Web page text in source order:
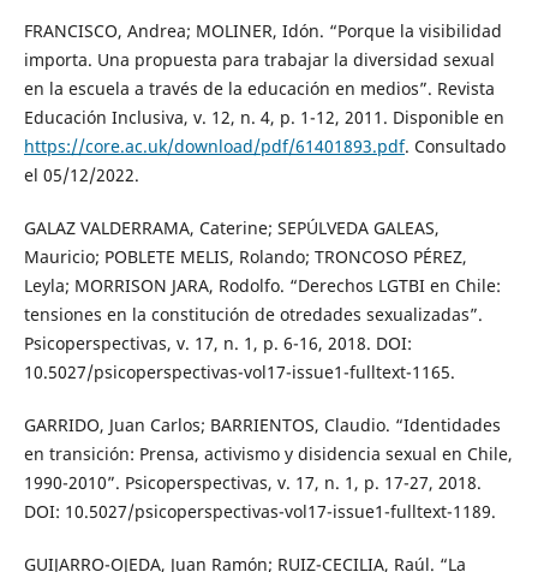
FRANCISCO, Andrea; MOLINER, Idón. “Porque la visibilidad
importa. Una propuesta para trabajar la diversidad sexual
en la escuela a través de la educación en medios”. Revista
Educación Inclusiva, v. 12, n. 4, p. 1-12, 2011. Disponible en
https://core.ac.uk/download/pdf/61401893.pdf. Consultado
el 05/12/2022.
GALAZ VALDERRAMA, Caterine; SEPÚLVEDA GALEAS,
Mauricio; POBLETE MELIS, Rolando; TRONCOSO PÉREZ,
Leyla; MORRISON JARA, Rodolfo. “Derechos LGTBI en Chile:
tensiones en la constitución de otredades sexualizadas”.
Psicoperspectivas, v. 17, n. 1, p. 6-16, 2018. DOI:
10.5027/psicoperspectivas-vol17-issue1-fulltext-1165.
GARRIDO, Juan Carlos; BARRIENTOS, Claudio. “Identidades
en transición: Prensa, activismo y disidencia sexual en Chile,
1990-2010”. Psicoperspectivas, v. 17, n. 1, p. 17-27, 2018.
DOI: 10.5027/psicoperspectivas-vol17-issue1-fulltext-1189.
GUIJARRO-OJEDA, Juan Ramón; RUIZ-CECILIA, Raúl. “La